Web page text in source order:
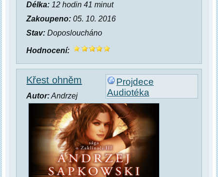
Délka: 12 hodin 41 minut
Zakoupeno: 05. 10. 2016
Stav: Doposloucháno
Hodnocení:
Projdece
Audiotéka
Křest ohněm
Autor:Andrzej